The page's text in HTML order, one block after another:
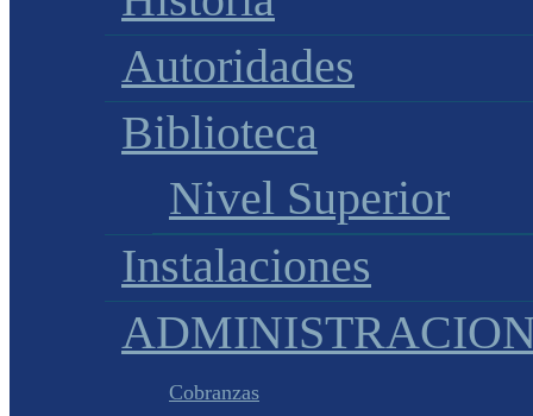
Autoridades
Biblioteca
Nivel Superior
Instalaciones
Cobranzas